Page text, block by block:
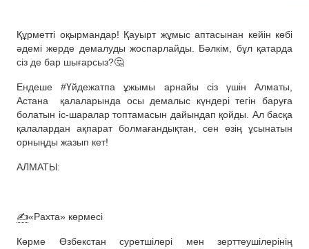
Құрметті оқырмандар! Қауырт жұмыс аптасынан кейін көбі
әдемі жерде демалуды жоспарлайды. Бәлкім, бұл қатарда
сіз де бар шығарсыз?🤔
Ендеше #Үйдежатпа ұжымы арнайы сіз үшін Алматы,
Астана
қалаларында осы демалыс күндері тегін баруға
болатын іс-шаралар топтамасын дайындап қойды. Ал басқа
қалалардан ақпарат болмағандықтан, сен өзің ұсынатын
орныңды жазып кет!
АЛМАТЫ:
✍️«Рахта» көрмесі
Көрме Өзбекстан суретшілері мен зерттеушілерінің